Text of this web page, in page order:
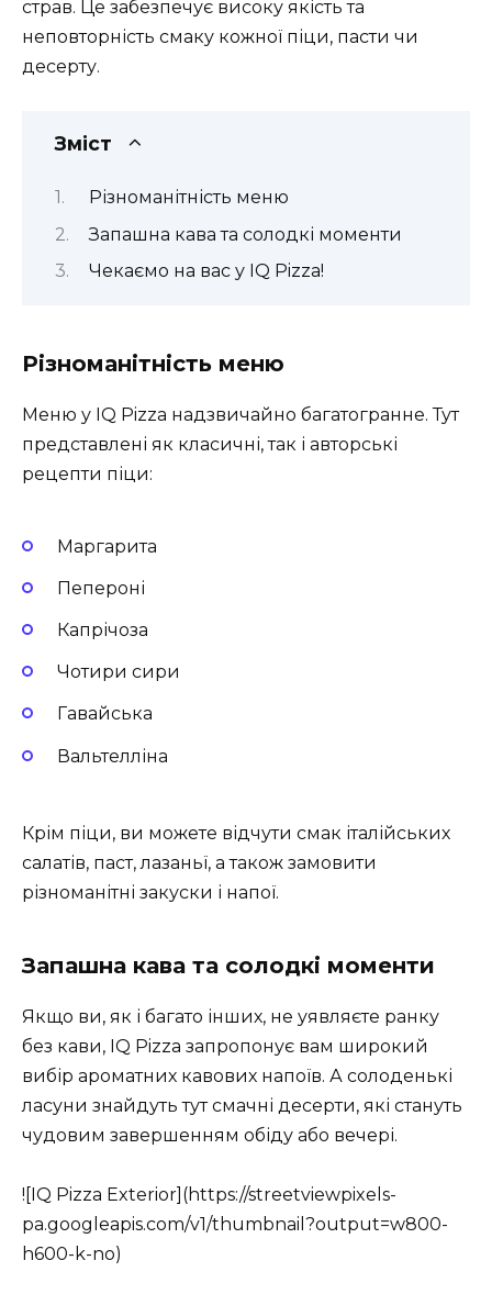
страв. Це забезпечує високу якість та
неповторність смаку кожної піци, пасти чи
десерту.
Зміст
Різноманітність меню
Запашна кава та солодкі моменти
Чекаємо на вас у IQ Pizza!
Різноманітність меню
Меню у IQ Pizza надзвичайно багатогранне. Тут
представлені як класичні, так і авторські
рецепти піци:
Маргарита
Пепероні
Капрічоза
Чотири сири
Гавайська
Вальтелліна
Крім піци, ви можете відчути смак італійських
салатів, паст, лазаньї, а також замовити
різноманітні закуски і напої.
Запашна кава та солодкі моменти
Якщо ви, як і багато інших, не уявляєте ранку
без кави, IQ Pizza запропонує вам широкий
вибір ароматних кавових напоїв. А солоденькі
ласуни знайдуть тут смачні десерти, які стануть
чудовим завершенням обіду або вечері.
![IQ Pizza Exterior](https://streetviewpixels-
pa.googleapis.com/v1/thumbnail?output=w800-
h600-k-no)